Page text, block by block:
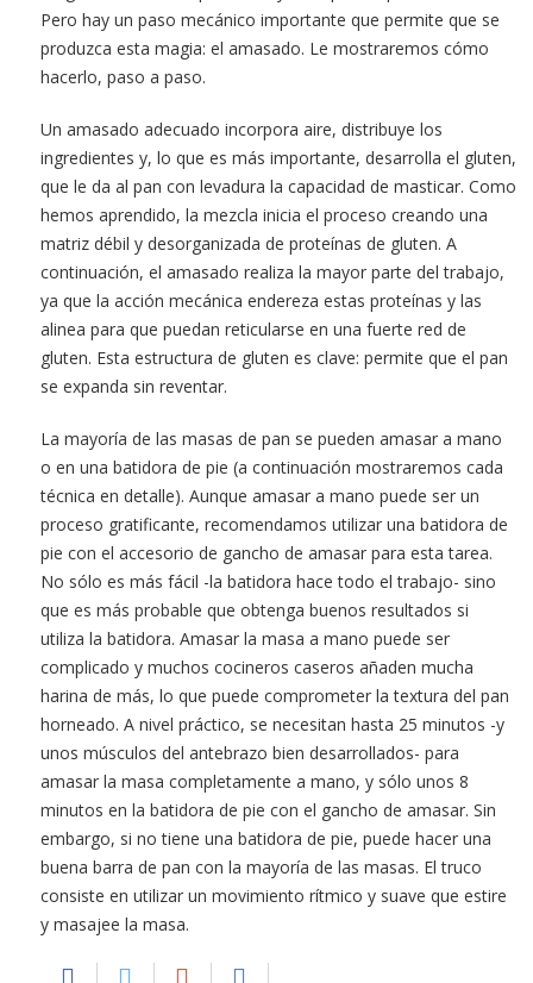
Pero hay un paso mecánico importante que permite que se
produzca esta magia: el amasado. Le mostraremos cómo
hacerlo, paso a paso.
Un amasado adecuado incorpora aire, distribuye los
ingredientes y, lo que es más importante, desarrolla el gluten,
que le da al pan con levadura la capacidad de masticar. Como
hemos aprendido, la mezcla inicia el proceso creando una
matriz débil y desorganizada de proteínas de gluten. A
continuación, el amasado realiza la mayor parte del trabajo,
ya que la acción mecánica endereza estas proteínas y las
alinea para que puedan reticularse en una fuerte red de
gluten. Esta estructura de gluten es clave: permite que el pan
se expanda sin reventar.
La mayoría de las masas de pan se pueden amasar a mano
o en una batidora de pie (a continuación mostraremos cada
técnica en detalle). Aunque amasar a mano puede ser un
proceso gratificante, recomendamos utilizar una batidora de
pie con el accesorio de gancho de amasar para esta tarea.
No sólo es más fácil -la batidora hace todo el trabajo- sino
que es más probable que obtenga buenos resultados si
utiliza la batidora. Amasar la masa a mano puede ser
complicado y muchos cocineros caseros añaden mucha
harina de más, lo que puede comprometer la textura del pan
horneado. A nivel práctico, se necesitan hasta 25 minutos -y
unos músculos del antebrazo bien desarrollados- para
amasar la masa completamente a mano, y sólo unos 8
minutos en la batidora de pie con el gancho de amasar. Sin
embargo, si no tiene una batidora de pie, puede hacer una
buena barra de pan con la mayoría de las masas. El truco
consiste en utilizar un movimiento rítmico y suave que estire
y masajee la masa.